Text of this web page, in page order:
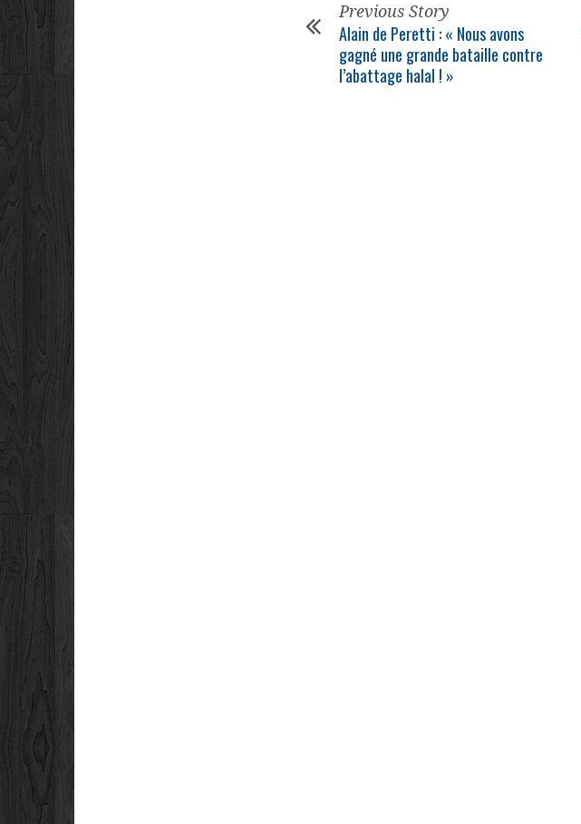
Previous Story
Alain de Peretti : « Nous avons
gagné une grande bataille contre
l’abattage halal ! »